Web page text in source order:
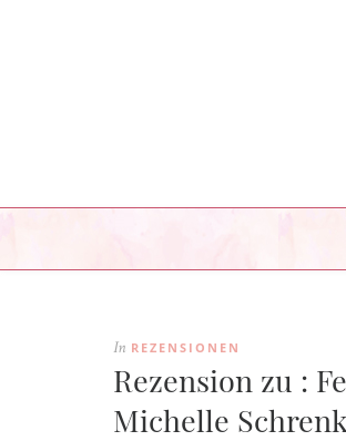
In REZENSIONEN
Rezension zu :
Michelle Schrenk